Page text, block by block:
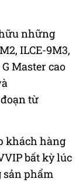
những
ILCE-9M3,
Master cao
từ
khách hàng
bất kỳ lúc
sản phẩm